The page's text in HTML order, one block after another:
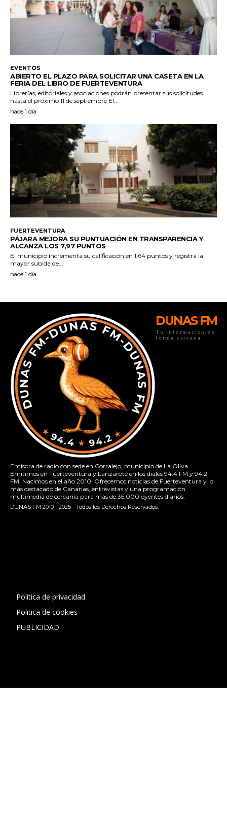
DUNAS FM
Tu informacion de
forma cercana
Emisora de radio con sede en Corralejo, municipio de La Oliva.
Emitimos en Fuerteventura y Lanzarote en los diales 94.4 FM y 94.2
FM. Nacimos en el año 2010. Ofrecemos noticias de Fuerteventura y lo
más destacado de Canarias, entrevistas y una programación
multimedia de cercanía para más de 35.000 oyentes diarios.
DUNAS FM 2010 - 2025 - Todos los Derechos Reservados.
Política de privacidad
Politica de cookies
PUBLICIDAD